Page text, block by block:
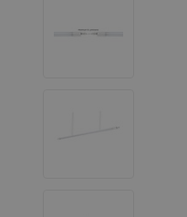
Mega Sale